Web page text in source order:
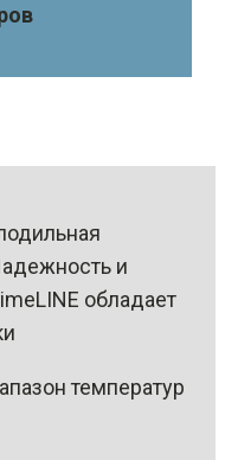
и
обладает
температур